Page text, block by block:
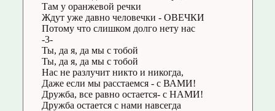
Там у оранжевой речки
Ждут уже давно человечки - ОВЕЧКИ
Потому что слишком долго нету нас
-3-
Ты, да я, да мы с тобой
Ты, да я, да мы с тобой
Нас не разлучит никто и никогда,
Даже если мы расстаемся - с ВАМИ!
Дружба, все равно остается- с НАМИ!
Дружба остается с нами навсегда